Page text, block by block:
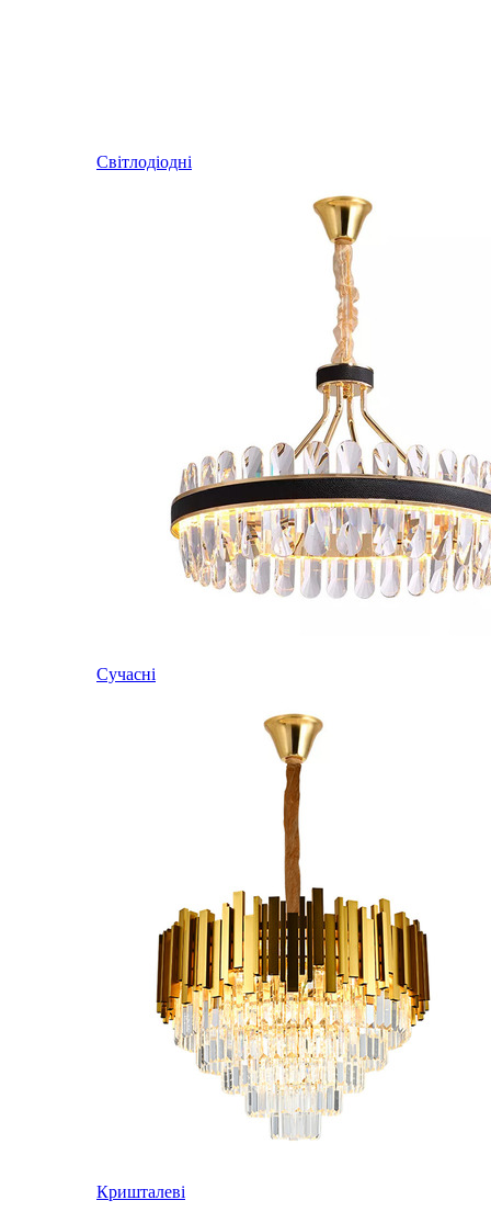
Світлодіодні
Сучасні
Кришталеві